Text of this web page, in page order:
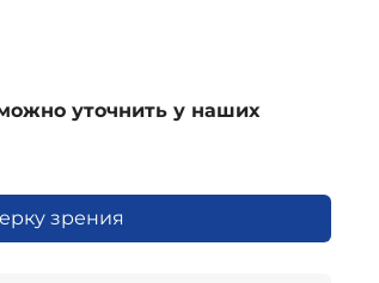
уточнить у наших
зрения